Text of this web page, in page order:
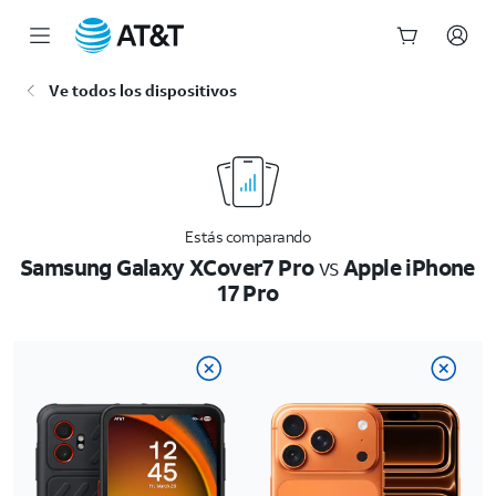
Ve todos los dispositivos
Estás comparando
Samsung Galaxy XCover7 ProvsApple iPhone
17 Pro